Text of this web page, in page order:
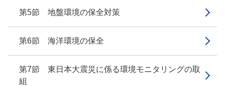
第5節 地盤環境の保全対策
第6節 海洋環境の保全
第7節 東日本大震災に係る環境モニタリングの取
組